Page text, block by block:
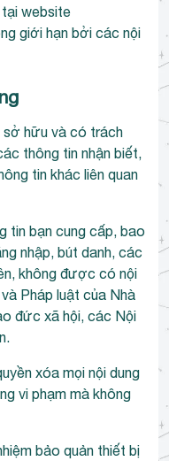
tại website
giới hạn bởi các nội
sở hữu và có trách
thông tin nhận biết,
tin khác liên quan
tin bạn cung cấp, bao
nhập, bút danh, các
không được có nội
Pháp luật của Nhà
đức xã hội, các Nội
xóa mọi nội dung
vi phạm mà không
bảo quản thiết bị